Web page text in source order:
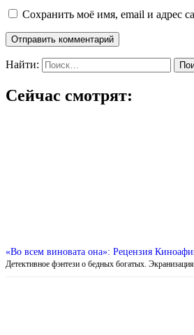
Сохранить моё имя, email и адрес
Найти:
Сейчас смотрят:
«Во всем виновата она»: Рецензия
Детективное фэнтези о бедных богатых.